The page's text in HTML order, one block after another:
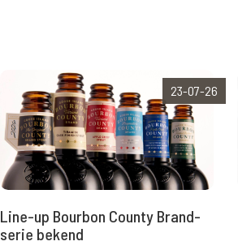
23-07-26
Line-up Bourbon County Brand-
serie bekend